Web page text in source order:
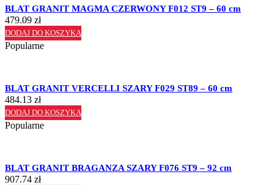
BLAT GRANIT MAGMA CZERWONY F012 ST9 – 60 cm
479.09 zł
DODAJ DO KOSZYKA
Popularne
BLAT GRANIT VERCELLI SZARY F029 ST89 – 60 cm
484.13 zł
DODAJ DO KOSZYKA
Popularne
BLAT GRANIT BRAGANZA SZARY F076 ST9 – 92 cm
907.74 zł